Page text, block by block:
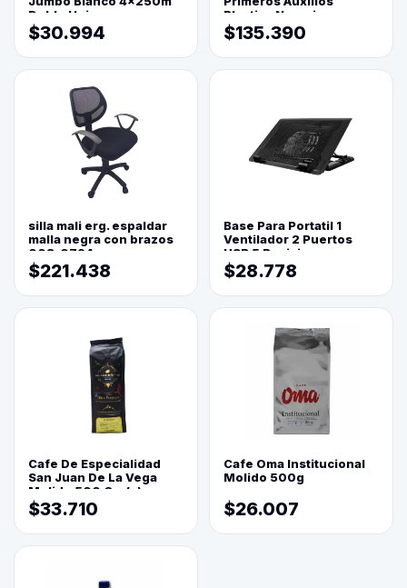
Doble Hoja
$30.994
Plastica Naranja
$135.390
silla mali erg. espaldar
malla negra con brazos
003-0794
$221.438
Base Para Portatil 1
Ventilador 2 Puertos
USB 5 Posiciones
$28.778
Cafe De Especialidad
San Juan De La Vega
Molido 500 Grs(=)
$33.710
Cafe Oma Institucional
Molido 500g
$26.007